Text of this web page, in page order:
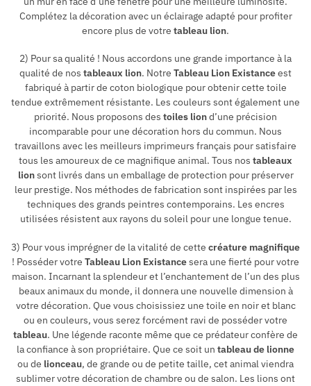
Complétez la décoration avec un éclairage adapté pour profiter
encore plus de votre tableau lion.
2) Pour sa qualité ! Nous accordons une grande importance à la
qualité de nos tableaux lion. Notre Tableau Lion Existanceest
fabriqué à partir de coton biologique pour obtenir cette toile
tendue extrêmement résistante. Les couleurs sont également une
priorité. Nous proposons des toiles liond’une précision
incomparable pour une décoration hors du commun. Nous
travaillons avec les meilleurs imprimeurs français pour satisfaire
tous les amoureux de ce magnifique animal. Tous nos tableaux
lionsont livrés dans un emballage de protection pour préserver
leur prestige. Nos méthodes de fabrication sont inspirées par les
techniques des grands peintres contemporains. Les encres
utilisées résistent aux rayons du soleil pour une longue tenue.
3) Pour vous imprégner de la vitalité de cette créature magnifique
! Posséder votre Tableau Lion Existancesera une fierté pour votre
maison. Incarnant la splendeur et l’enchantement de l’un des plus
beaux animaux du monde, il donnera une nouvelle dimension à
votre décoration. Que vous choisissiez une toile en noir et blanc
ou en couleurs, vous serez forcément ravi de posséder votre
tableau. Une légende raconte même que ce prédateur confère de
la confiance à son propriétaire. Que ce soit un tableau de lionne
ou de lionceau, de grande ou de petite taille, cet animal viendra
sublimer votre décoration de chambre ou de salon. Les lions ont